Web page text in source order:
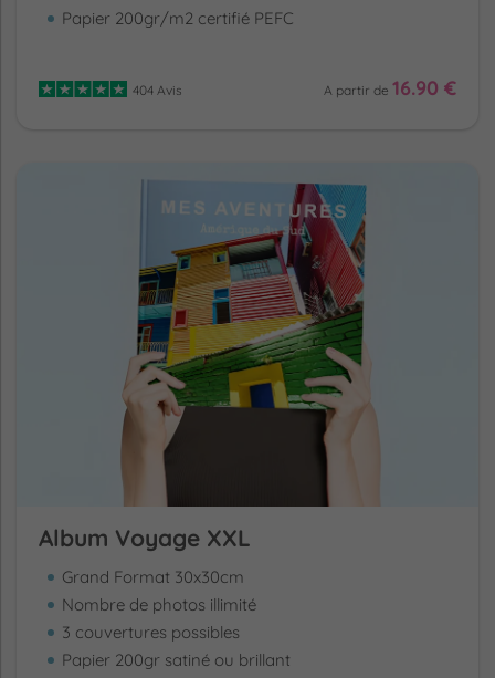
Papier 200gr/m2 certifié PEFC
404 Avis A partir de 16.90 €
Album Voyage XXL
Grand Format 30x30cm
Nombre de photos illimité
3 couvertures possibles
Papier 200gr satiné ou brillant